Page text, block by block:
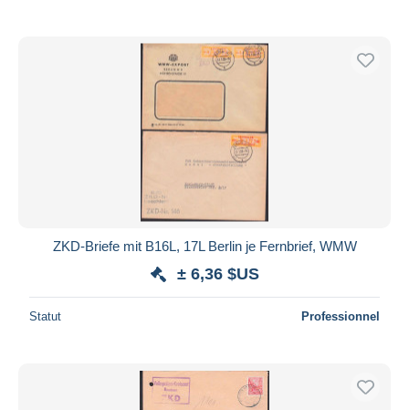
ZKD-Briefe mit B16L, 17L Berlin je Fernbrief, WMW
± 6,36 $US
Statut Professionnel